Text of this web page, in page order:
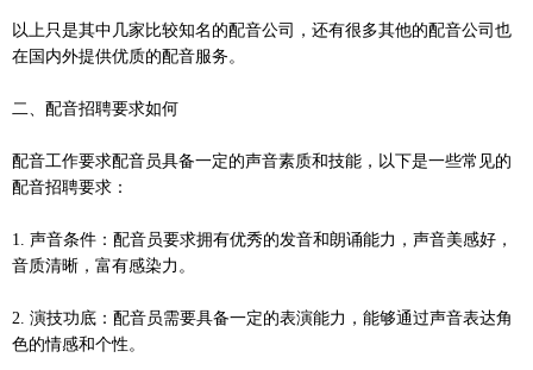
以上只是其中几家比较知名的配音公司，还有很多其他的配音公司也
在国内外提供优质的配音服务。
二、配音招聘要求如何
配音工作要求配音员具备一定的声音素质和技能，以下是一些常见的
配音招聘要求：
1. 声音条件：配音员要求拥有优秀的发音和朗诵能力，声音美感好，
音质清晰，富有感染力。
2. 演技功底：配音员需要具备一定的表演能力，能够通过声音表达角
色的情感和个性。